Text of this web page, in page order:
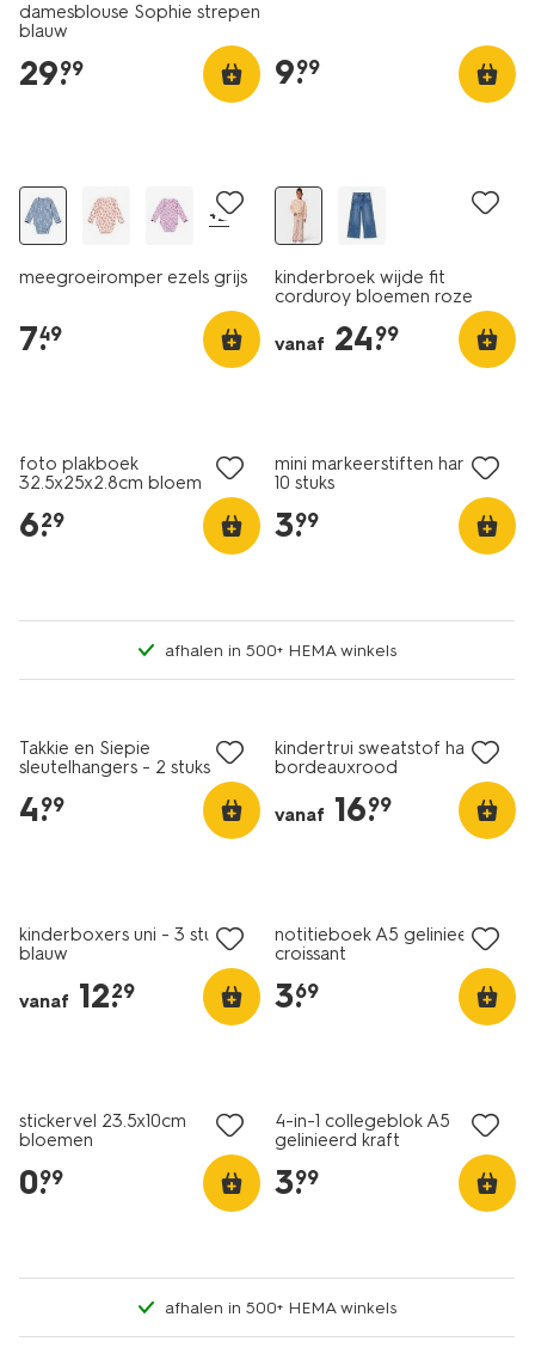
damesblouse Sophie strepen
blauw
29.
99 9.
99
+2
meegroeiromper ezels grijs
7.
49
kinderbroek wijde fit
corduroy bloemen roze
vanaf 24.
99
foto plakboek
32.5x25x2.8cm bloem
6.
29
mini markeerstiften hartjes -
10 stuks
3.
99
afhalen in 500+ HEMA winkels
Takkie en Siepie
sleutelhangers - 2 stuks
4.
99
kindertrui sweatstof hartjes
bordeauxrood
vanaf 16.
99
kinderboxers uni - 3 stuks
blauw
vanaf 12.
29
notitieboek A5 gelinieerd
croissant
3.
69
stickervel 23.5x10cm
bloemen
0.
99
4-in-1 collegeblok A5
gelinieerd kraft
3.
99
afhalen in 500+ HEMA winkels